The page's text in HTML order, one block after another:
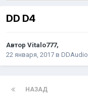
DD D4
Автор Vitalo777,
22 января, 2017 в DDAudio
НАЗАД